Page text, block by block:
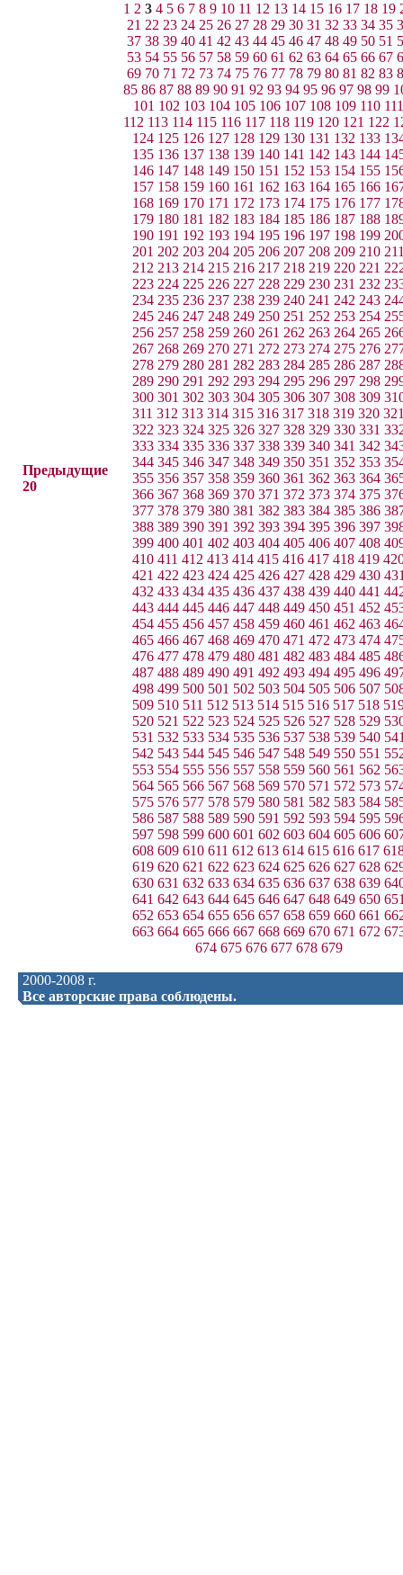
Предыдущие
20
1 2 3 4 5 6 7 8 9 10 11 12 13 14 15 16 17 18 19
21 22 23 24 25 26 27 28 29 30 31 32 33 34 35
37 38 39 40 41 42 43 44 45 46 47 48 49 50 51
53 54 55 56 57 58 59 60 61 62 63 64 65 66 67
69 70 71 72 73 74 75 76 77 78 79 80 81 82 83
85 86 87 88 89 90 91 92 93 94 95 96 97 98 99
101 102 103 104 105 106 107 108 109 110 111
112 113 114 115 116 117 118 119 120 121 122
124 125 126 127 128 129 130 131 132 133
135 136 137 138 139 140 141 142 143 144
146 147 148 149 150 151 152 153 154 155
157 158 159 160 161 162 163 164 165 166
168 169 170 171 172 173 174 175 176 177
179 180 181 182 183 184 185 186 187 188
190 191 192 193 194 195 196 197 198 199
201 202 203 204 205 206 207 208 209 210
212 213 214 215 216 217 218 219 220 221
223 224 225 226 227 228 229 230 231 232
234 235 236 237 238 239 240 241 242 243
245 246 247 248 249 250 251 252 253 254
256 257 258 259 260 261 262 263 264 265
267 268 269 270 271 272 273 274 275 276
278 279 280 281 282 283 284 285 286 287
289 290 291 292 293 294 295 296 297 298
300 301 302 303 304 305 306 307 308 309
311 312 313 314 315 316 317 318 319 320
322 323 324 325 326 327 328 329 330 331
333 334 335 336 337 338 339 340 341 342
344 345 346 347 348 349 350 351 352 353
355 356 357 358 359 360 361 362 363 364
366 367 368 369 370 371 372 373 374 375
377 378 379 380 381 382 383 384 385 386
388 389 390 391 392 393 394 395 396 397
399 400 401 402 403 404 405 406 407 408
410 411 412 413 414 415 416 417 418 419
421 422 423 424 425 426 427 428 429 430
432 433 434 435 436 437 438 439 440 441
443 444 445 446 447 448 449 450 451 452
454 455 456 457 458 459 460 461 462 463
465 466 467 468 469 470 471 472 473 474
476 477 478 479 480 481 482 483 484 485
487 488 489 490 491 492 493 494 495 496
498 499 500 501 502 503 504 505 506 507
509 510 511 512 513 514 515 516 517 518
520 521 522 523 524 525 526 527 528 529
531 532 533 534 535 536 537 538 539 540
542 543 544 545 546 547 548 549 550 551
553 554 555 556 557 558 559 560 561 562
564 565 566 567 568 569 570 571 572 573
575 576 577 578 579 580 581 582 583 584
586 587 588 589 590 591 592 593 594 595
597 598 599 600 601 602 603 604 605 606
608 609 610 611 612 613 614 615 616 617
619 620 621 622 623 624 625 626 627 628
630 631 632 633 634 635 636 637 638 639
641 642 643 644 645 646 647 648 649 650
652 653 654 655 656 657 658 659 660 661
663 664 665 666 667 668 669 670 671 672
674 675 676 677 678 679
2000-2008 г.
Все авторские права соблюдены.